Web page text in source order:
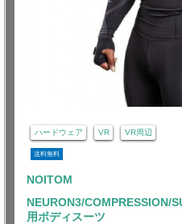
ハードウェア VR VR周辺
送料無料
NOITOM
NEURON3/
用ボディスーツ